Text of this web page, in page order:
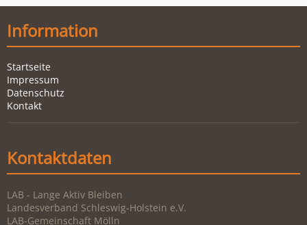
Information
Startseite
Impressum
Datenschutz
Kontakt
Kontaktdaten
LAB - Lange Aktiv Bleiben
Landesverband Schleswig-Holstein e.V.
LAB-Gemeinschaft Mölln